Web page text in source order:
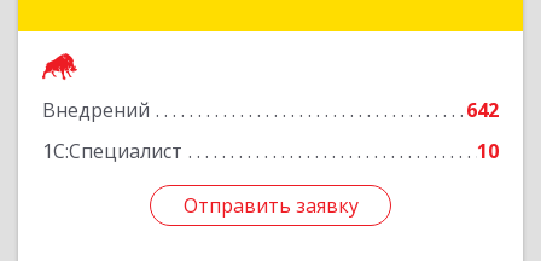
Внедрений
642
1С:Специалист
10
Отправить заявку
Отправить заявку